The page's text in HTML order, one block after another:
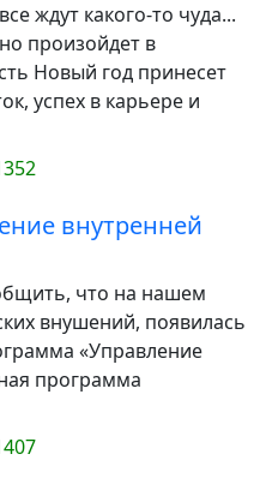
ждут какого-то чуда...
произойдет в
Новый год принесет
успех в карьере и
внутренней
что на нашем
внушений, появилась
«Управление
программа